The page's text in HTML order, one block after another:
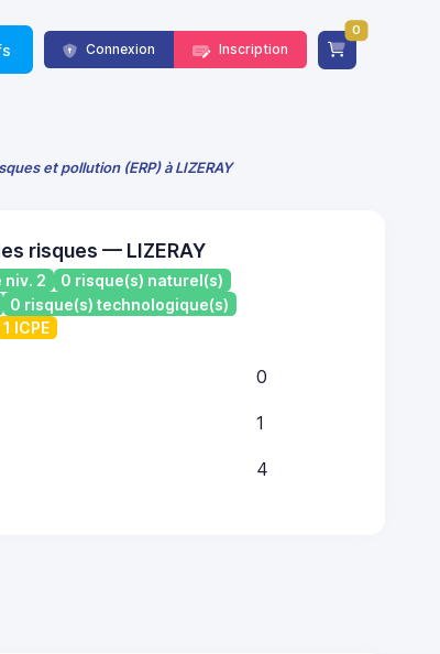
Connexion Inscription
0
et pollution (ERP) à LIZERAY
risques — LIZERAY
niv. 2
0 risque(s) naturel(s)
0 risque(s) technologique(s)
1 ICPE
0
1
4